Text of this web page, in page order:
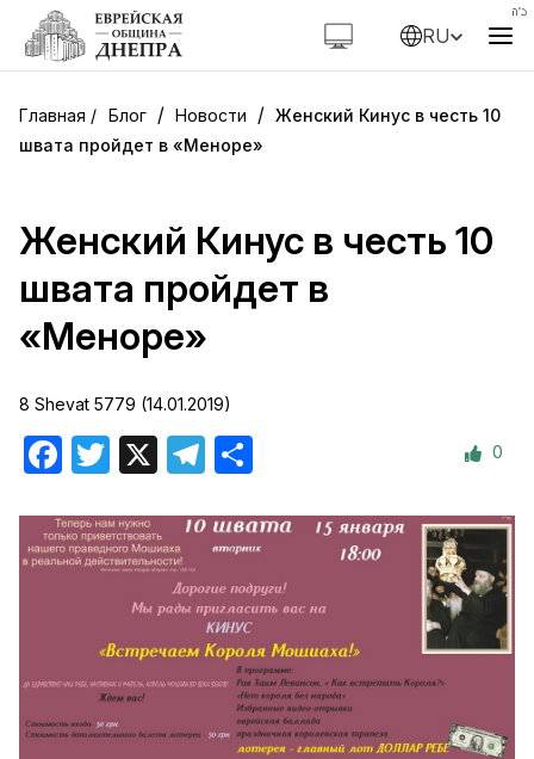
RU
Блог / Новости / Женский Кинус в честь 10
швата пройдет в «Меноре»
Женский Кинус в честь 10
швата пройдет в
«Меноре»
8 Shevat 5779 (14.01.2019)
Facebook
Twitter Telegram 0